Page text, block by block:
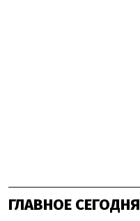
ГЛАВНОЕ СЕГОДНЯ